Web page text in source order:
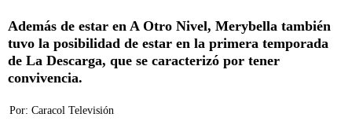
Además de estar en A Otro Nivel, Merybella también
tuvo la posibilidad de estar en la primera temporada
de La Descarga, que se caracterizó por tener
convivencia.
Por: Caracol Televisión